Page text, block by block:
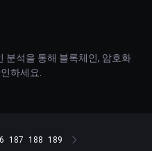
분석을 통해 블록체인, 암호화
하세요.
187 188 189